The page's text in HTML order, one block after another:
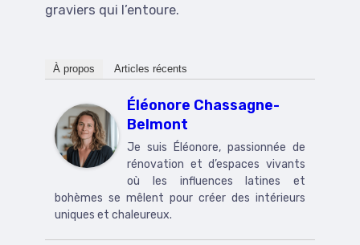
graviers qui l’entoure.
À propos Articles récents
Éléonore Chassagne-
Belmont
Je suis Éléonore, passionnée de
rénovation et d’espaces vivants
où les influences latines et
bohèmes se mêlent pour créer des intérieurs
uniques et chaleureux.